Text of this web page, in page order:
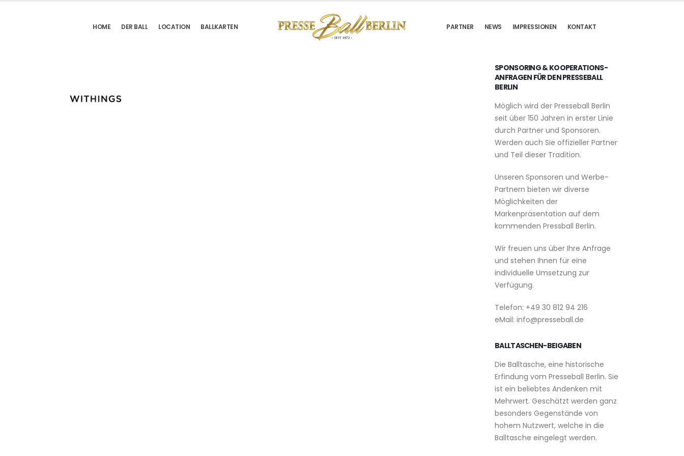
HOME DER BALL LOCATION BALLKARTEN PARTNER NEWS IMPRESSIONEN KONTAKT
SPONSORING & KOOPERATIONS-
ANFRAGEN FÜR DEN PRESSEBALL
BERLIN
Möglich wird der Presseball Berlin
seit über 150 Jahren in erster Linie
durch Partner und Sponsoren.
Werden auch Sie offizieller Partner
und Teil dieser Tradition.
Unseren Sponsoren und Werbe-
Partnern bieten wir diverse
Möglichkeiten der
Markenpräsentation auf dem
kommenden Pressball Berlin.
Wir freuen uns über Ihre Anfrage
und stehen Ihnen für eine
individuelle Umsetzung zur
Verfügung.
Telefon: +49 30 812 94 216
eMail: info@presseball.de
BALLTASCHEN-BEIGABEN
Die Balltasche, eine historische
Erfindung vom Presseball Berlin. Sie
ist ein beliebtes Andenken mit
Mehrwert. Geschätzt werden ganz
besonders Gegenstände von
hohem Nutzwert, welche in die
Balltasche eingelegt werden.